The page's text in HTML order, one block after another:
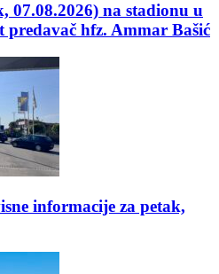
07.08.2026) na stadionu u
predavač hfz. Ammar Bašić
informacije za petak,